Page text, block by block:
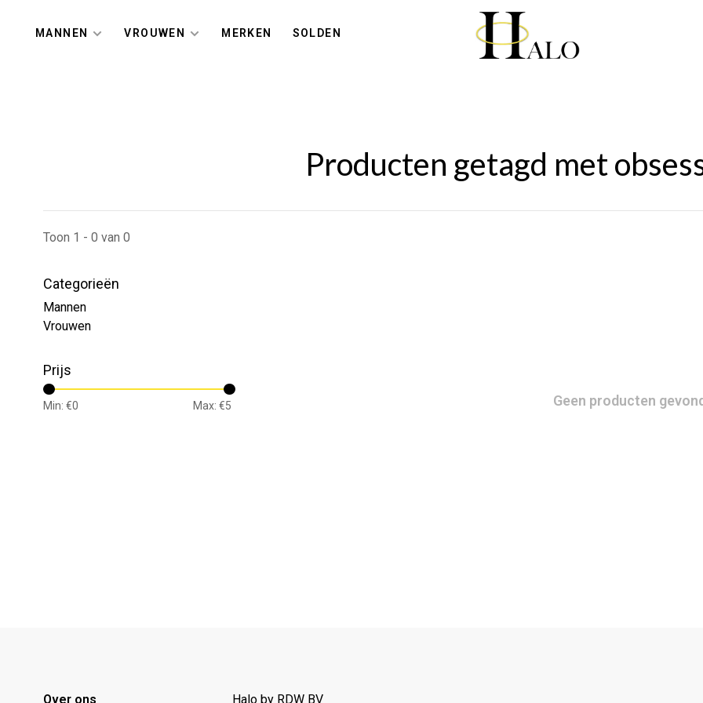
MANNEN VROUWEN MERKEN SOLDEN
Producten getagd met
Toon 1 - 0 van 0
Categorieën
Mannen
Vrouwen
Prijs
Min: €0 Max: €5 Geen producten
Over ons Halo by RDW BV